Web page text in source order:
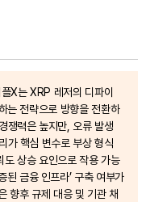
플X는 XRP 레저의 디파이
는 전략으로 방향을 전환하
쟁력은 높지만, 오류 발생
가 핵심 변수로 부상 형식
도 상승 요인으로 작용 가능
된 금융 인프라’ 구축 여부가
향후 규제 대응 및 기관 채